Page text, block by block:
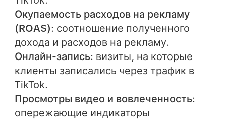
Окупаемость расходов на рекламу
(ROAS): соотношение полученного
дохода и расходов на рекламу.
Онлайн-запись: визиты, на которые
клиенты записались через трафик в
TikTok.
Просмотры видео и вовлеченность:
опережающие индикаторы